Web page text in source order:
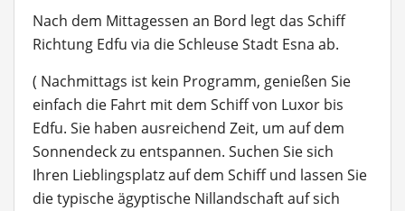
Nach dem Mittagessen an Bord legt das Schiff
Richtung Edfu via die Schleuse Stadt Esna ab.
( Nachmittags ist kein Programm, genießen Sie
einfach die Fahrt mit dem Schiff von Luxor bis
Edfu. Sie haben ausreichend Zeit, um auf dem
Sonnendeck zu entspannen. Suchen Sie sich
Ihren Lieblingsplatz auf dem Schiff und lassen Sie
die typische ägyptische Nillandschaft auf sich